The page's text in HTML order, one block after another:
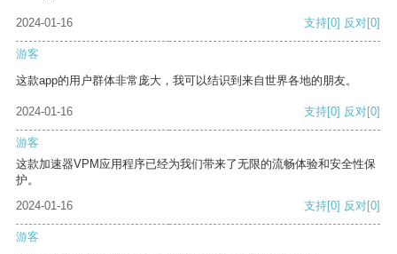
2024-01-16 支持[0] 反对[0]
游客
这款app的用户群体非常庞大，我可以结识到来自世界各地的朋友。
2024-01-16 支持[0] 反对[0]
游客
这款加速器VPM应用程序已经为我们带来了无限的流畅体验和安全性保
护。
2024-01-16
支持[0] 反对[0]
游客